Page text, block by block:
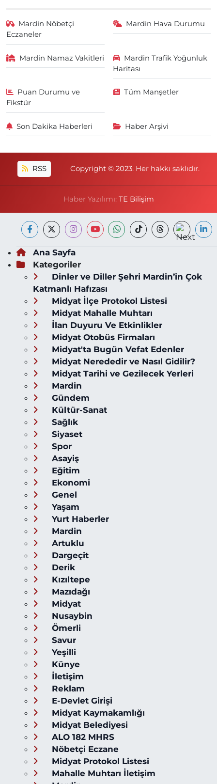
Mardin Nöbetçi
Eczaneler
Mardin Hava Durumu
Mardin Namaz Vakitleri
Mardin Trafik Yoğunluk
Haritası
Puan Durumu ve
Fikstür
Tüm Manşetler
Son Dakika Haberleri Haber Arşivi
RSS Copyright © 2023. Her hakkı saklıdır.
Haber Yazılımı: TE Bilişim
Ana Sayfa
Kategoriler
Dinler ve Diller Şehri Mardin’in Çok
Katmanlı Hafızası
Midyat İlçe Protokol Listesi
Midyat Mahalle Muhtarı
İlan Duyuru Ve Etkinlikler
Midyat Otobüs Firmaları
Midyat'ta Bugün Vefat Edenler
Midyat Nerededir ve Nasıl Gidilir?
Midyat Tarihi ve Gezilecek Yerleri
Mardin
Gündem
Kültür-Sanat
Sağlık
Siyaset
Spor
Asayiş
Eğitim
Ekonomi
Genel
Yaşam
Yurt Haberler
Mardin
Artuklu
Dargeçit
Derik
Kızıltepe
Mazıdağı
Midyat
Nusaybin
Ömerli
Savur
Yeşilli
Künye
İletişim
Reklam
E-Devlet Girişi
Midyat Kaymakamlığı
Midyat Belediyesi
ALO 182 MHRS
Nöbetçi Eczane
Midyat Protokol Listesi
Mahalle Muhtarı İletişim